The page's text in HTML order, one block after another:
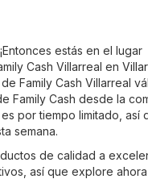
estás en el lugar
Cash Villarreal en
Family Cash Villarreal
Family Cash desde la
por tiempo limitado, así
semana.
de calidad a
así que explore